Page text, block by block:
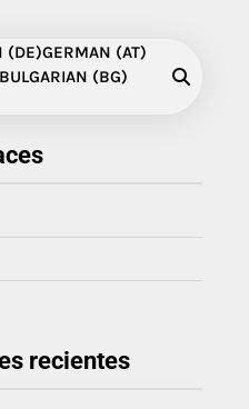
(DE)GERMAN (AT)
BULGARIAN (BG)
recientes